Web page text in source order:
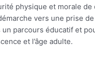
physique et morale de
vers une prise de
parcours éducatif et
et l’âge adulte.